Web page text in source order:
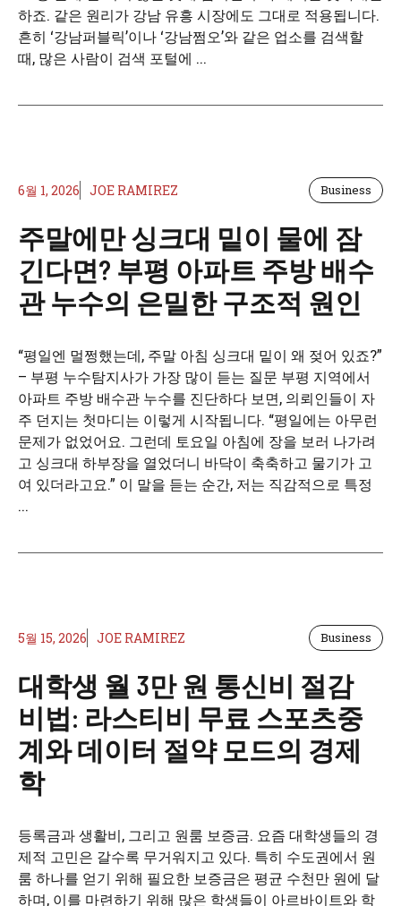
하죠. 같은 원리가 강남 유흥 시장에도 그대로 적용됩니다.
흔히 ‘강남퍼블릭’이나 ‘강남쩜오’와 같은 업소를 검색할
때, 많은 사람이 검색 포털에 ...
6월 1, 2026 JOE RAMIREZ Business
주말에만 싱크대 밑이 물에 잠
긴다면? 부평 아파트 주방 배수
관 누수의 은밀한 구조적 원인
“평일엔 멀쩡했는데, 주말 아침 싱크대 밑이 왜 젖어 있죠?”
– 부평 누수탐지사가 가장 많이 듣는 질문 부평 지역에서
아파트 주방 배수관 누수를 진단하다 보면, 의뢰인들이 자
주 던지는 첫마디는 이렇게 시작됩니다. “평일에는 아무런
문제가 없었어요. 그런데 토요일 아침에 장을 보러 나가려
고 싱크대 하부장을 열었더니 바닥이 축축하고 물기가 고
여 있더라고요.” 이 말을 듣는 순간, 저는 직감적으로 특정
...
5월 15, 2026 JOE RAMIREZ Business
대학생 월 3만 원 통신비 절감
비법: 라스티비 무료 스포츠중
계와 데이터 절약 모드의 경제
학
등록금과 생활비, 그리고 원룸 보증금. 요즘 대학생들의 경
제적 고민은 갈수록 무거워지고 있다. 특히 수도권에서 원
룸 하나를 얻기 위해 필요한 보증금은 평균 수천만 원에 달
하며, 이를 마련하기 위해 많은 학생들이 아르바이트와 학